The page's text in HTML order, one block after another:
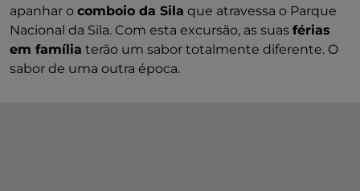
apanhar o comboio da Sila que atravessa o Parque
Nacional da Sila. Com esta excursão, as suas férias
em família terão um sabor totalmente diferente. O
sabor de uma outra época.